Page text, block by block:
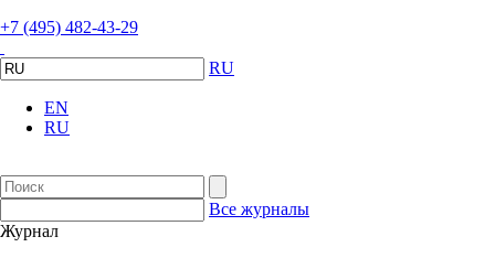
+7 (495) 482-43-29
RU
EN
RU
Все журналы
Журнал